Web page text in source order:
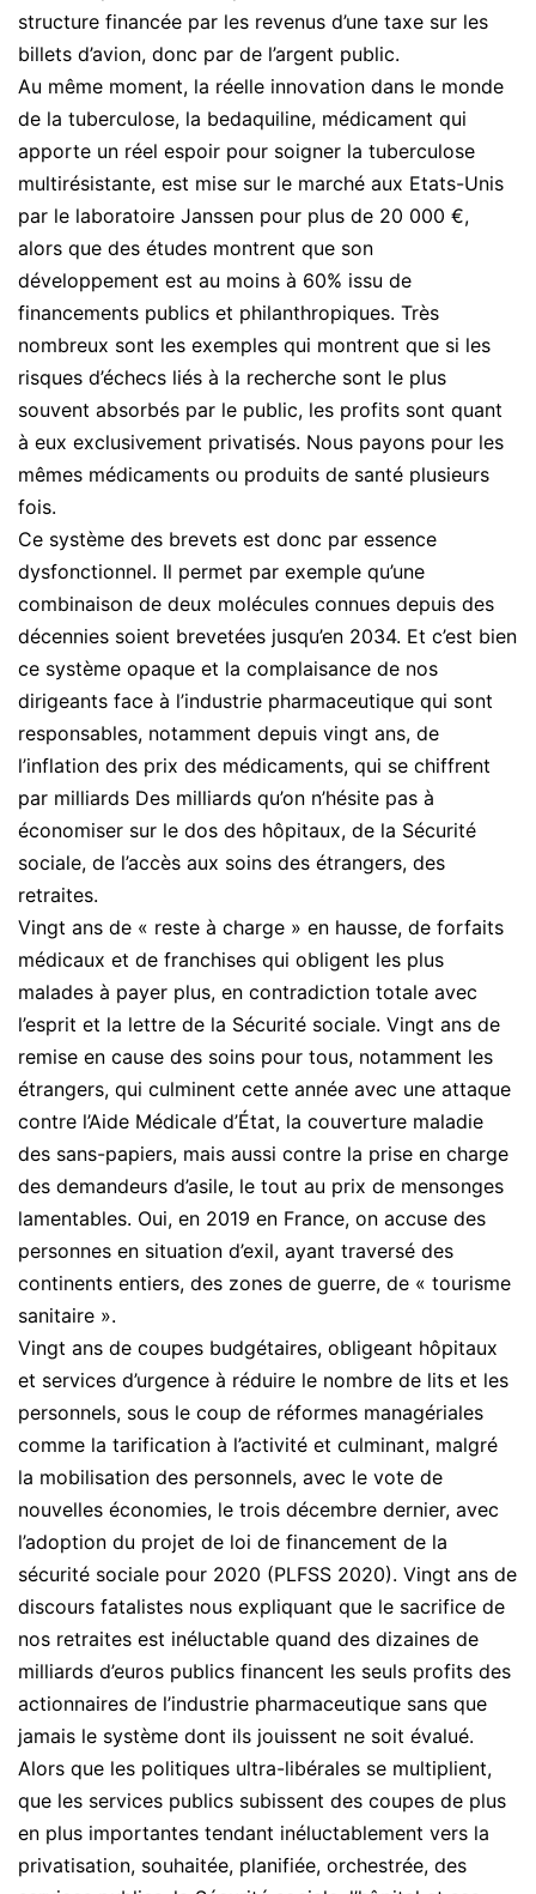
structure financée par les revenus d’une taxe sur les
billets d’avion, donc par de l’argent public.
Au même moment, la réelle innovation dans le monde
de la tuberculose, la bedaquiline, médicament qui
apporte un réel espoir pour soigner la tuberculose
multirésistante, est mise sur le marché aux Etats-Unis
par le laboratoire Janssen pour plus de 20 000 €,
alors que des études montrent que son
développement est au moins à 60% issu de
financements publics et philanthropiques. Très
nombreux sont les exemples qui montrent que si les
risques d’échecs liés à la recherche sont le plus
souvent absorbés par le public, les profits sont quant
à eux exclusivement privatisés. Nous payons pour les
mêmes médicaments ou produits de santé plusieurs
fois.
Ce système des brevets est donc par essence
dysfonctionnel. Il permet par exemple qu’une
combinaison de deux molécules connues depuis des
décennies soient brevetées jusqu’en 2034. Et c’est bien
ce système opaque et la complaisance de nos
dirigeants face à l’industrie pharmaceutique qui sont
responsables, notamment depuis vingt ans, de
l’inflation des prix des médicaments, qui se chiffrent
par milliards Des milliards qu’on n’hésite pas à
économiser sur le dos des hôpitaux, de la Sécurité
sociale, de l’accès aux soins des étrangers, des
retraites.
Vingt ans de « reste à charge » en hausse, de forfaits
médicaux et de franchises qui obligent les plus
malades à payer plus, en contradiction totale avec
l’esprit et la lettre de la Sécurité sociale. Vingt ans de
remise en cause des soins pour tous, notamment les
étrangers, qui culminent cette année avec une attaque
contre l’Aide Médicale d’État, la couverture maladie
des sans-papiers, mais aussi contre la prise en charge
des demandeurs d’asile, le tout au prix de mensonges
lamentables. Oui, en 2019 en France, on accuse des
personnes en situation d’exil, ayant traversé des
continents entiers, des zones de guerre, de « tourisme
sanitaire ».
Vingt ans de coupes budgétaires, obligeant hôpitaux
et services d’urgence à réduire le nombre de lits et les
personnels, sous le coup de réformes managériales
comme la tarification à l’activité et culminant, malgré
la mobilisation des personnels, avec le vote de
nouvelles économies, le trois décembre dernier, avec
l’adoption du projet de loi de financement de la
sécurité sociale pour 2020 (PLFSS 2020). Vingt ans de
discours fatalistes nous expliquant que le sacrifice de
nos retraites est inéluctable quand des dizaines de
milliards d’euros publics financent les seuls profits des
actionnaires de l’industrie pharmaceutique sans que
jamais le système dont ils jouissent ne soit évalué.
Alors que les politiques ultra-libérales se multiplient,
que les services publics subissent des coupes de plus
en plus importantes tendant inéluctablement vers la
privatisation, souhaitée, planifiée, orchestrée, des